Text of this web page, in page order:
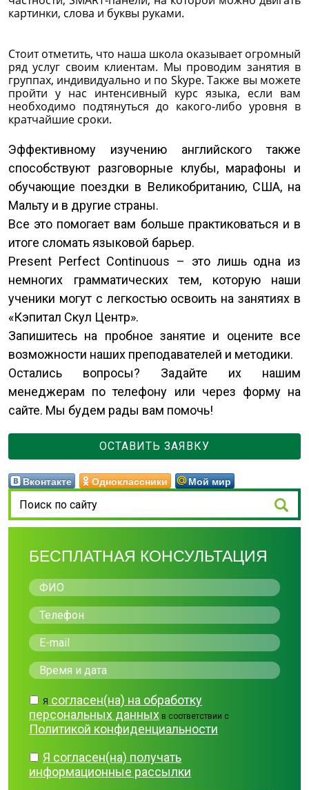
картинки, слова и буквы руками.
Стоит отметить, что наша школа оказывает огромный
ряд услуг своим клиентам. Мы проводим занятия в
группах, индивидуально и по Skype. Также вы можете
пройти у нас интенсивный курс языка, если вам
необходимо подтянуться до какого-либо уровня в
кратчайшие сроки.
Эффективному изучению английского также
способствуют разговорные клубы, марафоны и
обучающие поездки в Великобританию, США, на
Мальту и в другие страны.
Все это помогает вам больше практиковаться и в
итоге сломать языковой барьер.
Present Perfect Continuous – это лишь одна из
немногих грамматических тем, которую наши
ученики могут с легкостью освоить на занятиях в
«Кэпитал Скул Центр».
Запишитесь на пробное занятие и оцените все
возможности наших преподавателей и методики.
Остались вопросы? Задайте их нашим
менеджерам по телефону или через форму на
сайте. Мы будем рады вам помочь!
ОСТАВИТЬ ЗАЯВКУ
Вконтакте Одноклассники Мой мир
БЕСПЛАТНАЯ КОНСУЛЬТАЦИЯ
Я согласен(на) на обработку
персональных данных в соответствии с
Политикой конфиденциальности
Я согласен(на) получать
информационные рассылки